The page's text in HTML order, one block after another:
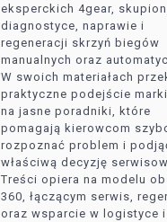
eksperckich 4gear,
diagnostyce, naprawie i
regeneracji skrzyń biegów
manualnych oraz
W swoich materiałach
praktyczne podejście
na jasne poradniki, które
pomagają kierowcom
rozpoznać problem i
właściwą decyzję
Treści opiera na modelu
360, łączącym serwis,
oraz wsparcie w logistyce i